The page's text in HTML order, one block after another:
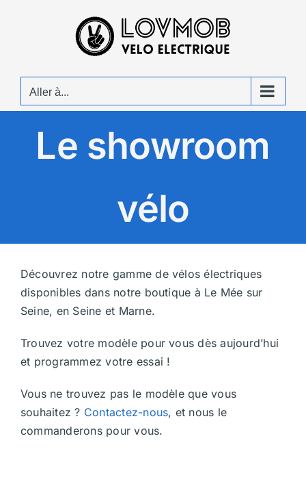
Aller à...
Le showroom
vélo
Découvrez notre gamme de vélos électriques
disponibles dans notre boutique à Le Mée sur
Seine, en Seine et Marne.
Trouvez votre modèle pour vous dès aujourd’hui
et programmez votre essai !
Vous ne trouvez pas le modèle que vous
souhaitez ? Contactez-nous, et nous le
commanderons pour vous.